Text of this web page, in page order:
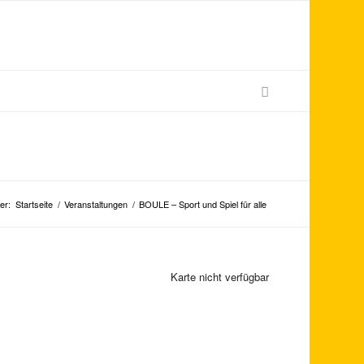
Startseite / Veranstaltungen / BOULE – Sport und Spiel für alle
Karte nicht verfügbar